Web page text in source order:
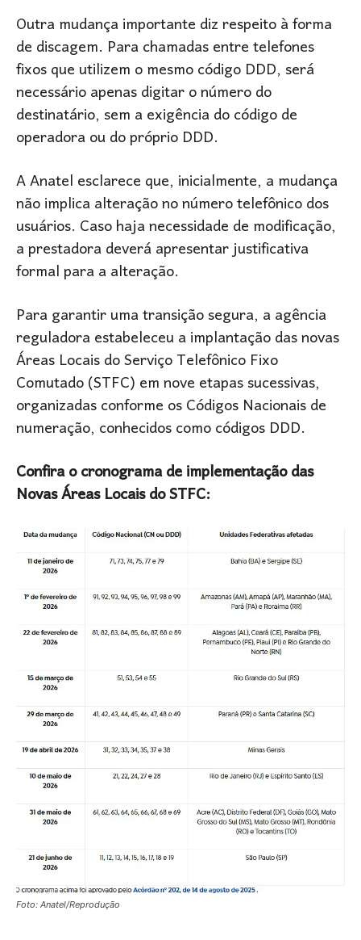
Outra mudança importante diz respeito à forma
de discagem. Para chamadas entre telefones
fixos que utilizem o mesmo código DDD, será
necessário apenas digitar o número do
destinatário, sem a exigência do código de
operadora ou do próprio DDD.
A Anatel esclarece que, inicialmente, a mudança
não implica alteração no número telefônico dos
usuários. Caso haja necessidade de modificação,
a prestadora deverá apresentar justificativa
formal para a alteração.
Para garantir uma transição segura, a agência
reguladora estabeleceu a implantação das novas
Áreas Locais do Serviço Telefônico Fixo
Comutado (STFC) em nove etapas sucessivas,
organizadas conforme os Códigos Nacionais de
numeração, conhecidos como códigos DDD.
Confira o cronograma de implementação das
Novas Áreas Locais do STFC:
Foto: Anatel/Reprodução